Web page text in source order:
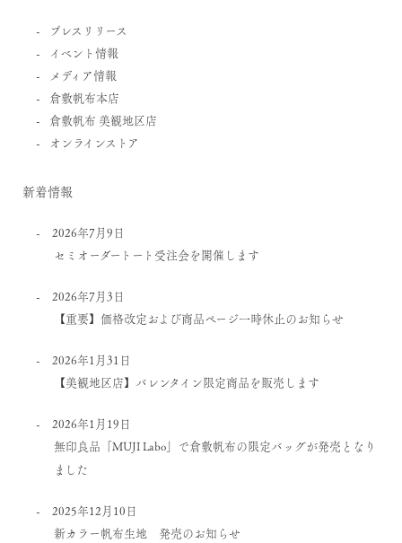
プレスリリース
イベント情報
メディア情報
倉敷帆布本店
倉敷帆布 美観地区店
オンラインストア
新着情報
2026年7月9日
セミオーダートート受注会を開催します
2026年7月3日
【重要】価格改定および商品ページ一時休止のお知らせ
2026年1月31日
【美観地区店】バレンタイン限定商品を販売します
2026年1月19日
無印良品「MUJI Labo」で倉敷帆布の限定バッグが発売となり
ました
2025年12月10日
新カラー帆布生地 発売のお知らせ